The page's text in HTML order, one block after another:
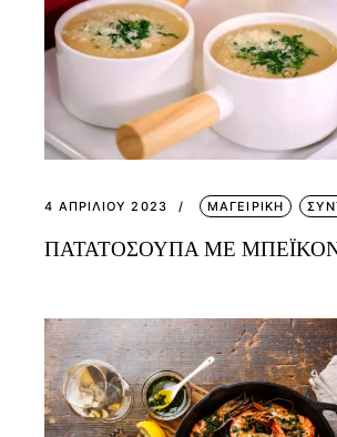
4 ΑΠΡΙΛΊΟΥ 2023 ΜΑΓΕΙΡΙΚΗ
ΠΑΤΑΤΟΣΟΥΠΑ ΜΕ